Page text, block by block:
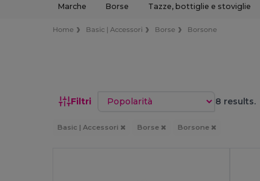
Marche Borse Tazze, bottiglie e stoviglie
Home Basic | Accessori Borse Borsone
Filtri Ordina per 8 results.
Basic | Accessori Borse Borsone